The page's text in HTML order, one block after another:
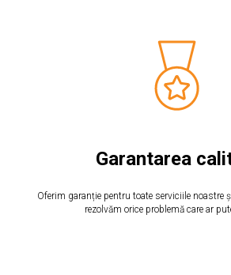
Garantarea
Oferim garanție pentru toate serviciile noastre
rezolvăm orice problemă care ar